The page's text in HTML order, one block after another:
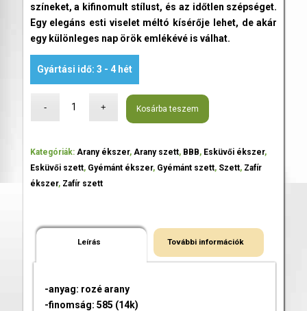
színeket, a kifinomult stílust, és az időtlen szépséget.
Egy elegáns esti viselet méltó kísérője lehet, de akár
egy különleges nap örök emlékévé is válhat.
Gyártási idő: 3 - 4 hét
Kosárba teszem
Kategóriák: Arany ékszer, Arany szett, BBB, Esküvői ékszer,
Esküvői szett, Gyémánt ékszer, Gyémánt szett, Szett, Zafír
ékszer, Zafír szett
Leírás További információk
-anyag: rozé arany
-finomság: 585 (14k)